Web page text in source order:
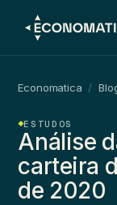
Economatica /
ESTUDOS
Análise
carteira
de 2020